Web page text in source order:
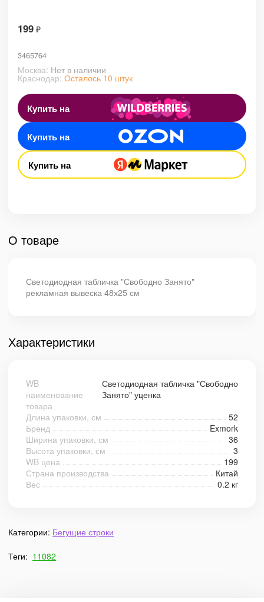
199 ₽
3465764
Москва: Нет в наличии
Краснодар: Осталось 10 штук
Купить на
Купить на
Купить на
О товаре
Светодиодная табличка "Свободно Занято"
рекламная вывеска 48х25 см
Характеристики
WB
наименование
товара
Светодиодная табличка "Свободно
Занято" уценка
Длина упаковки, см
52
Бренд
Exmork
Ширина упаковки, см
36
Высота упаковки, см
3
WB цена
199
Страна производства
Китай
Вес
0.2 кг
Категории: Бегущие строки
Теги: 11082